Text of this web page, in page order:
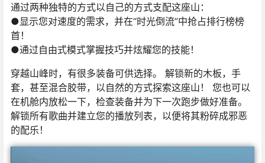
通过两种独特的方式以自己的方式支配这座山：
●显示您对速度的需求，并在“时光倒流”中抢占排行榜榜
首！
●通过自由式模式掌握技巧并炫耀您的技能！
穿越山峰时，有很多装备可供选择。 解锁新的木板，手
套，甚至混合胶带，以自然的方式探索这座山！ 您也可以
在机舱内放松一下，检查装备并为下一次跑步做好准备。
解锁所有歌曲并建立您的播放列表，以便将其粉碎成邪恶
的配乐！